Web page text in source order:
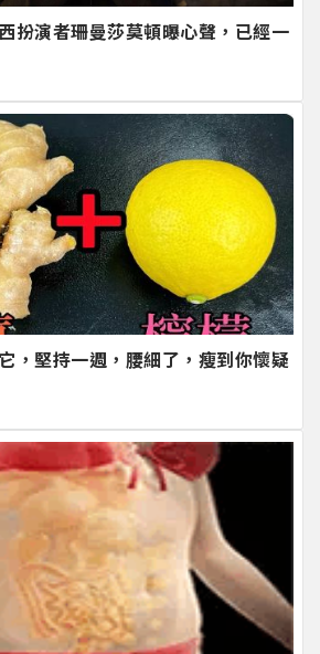
扮演者珊曼莎莫頓曝心聲，已經一
，堅持一週，腰細了，瘦到你懷疑